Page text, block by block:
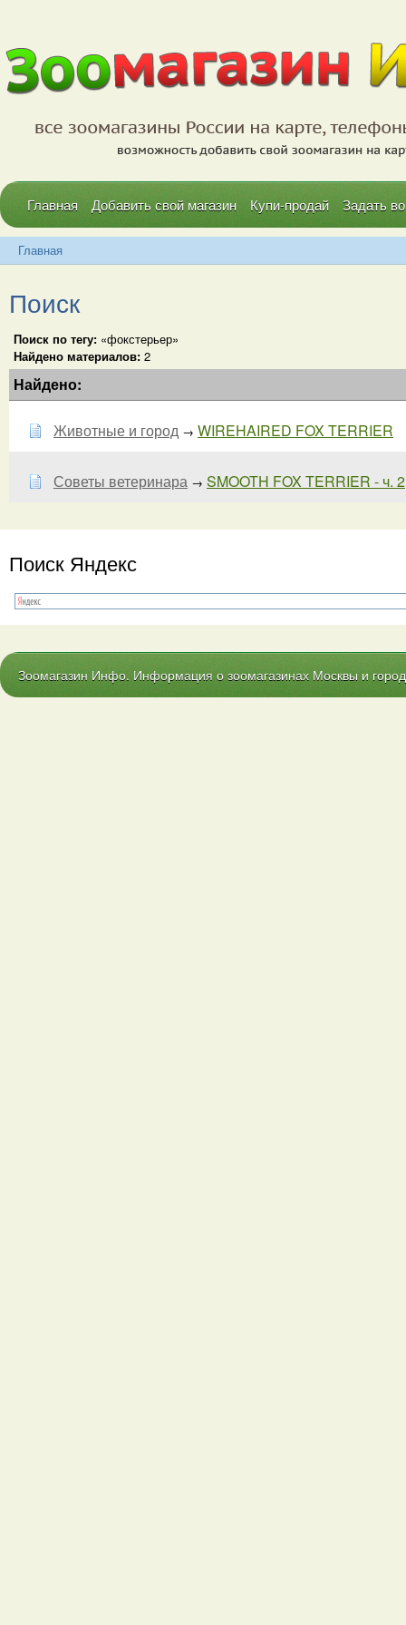
Главная Добавить свой магазин Купи-продай Задать
Главная
Поиск
Поиск по тегу: «фокстерьер»
Найдено материалов: 2
Найдено:
Животные и город → WIREHAIRED FOX TERRIER
Советы ветеринара → SMOOTH FOX TERRIER - ч. 2
Поиск Яндекс
Зоомагазин Инфо. Информация о зоомагазинах Москвы и